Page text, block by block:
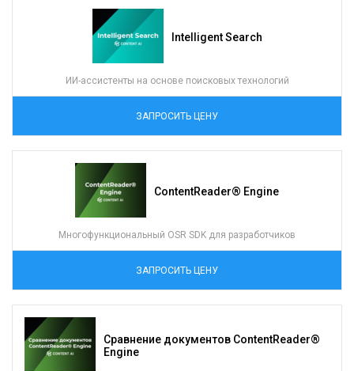
Intelligent Search
ИИ-ассистенты на основе поисковых технологий
ЗАПРОСИТЬ ЦЕНУ
ContentReader® Engine
Многофункциональный OSR SDK для разработчиков
ЗАПРОСИТЬ ЦЕНУ
Сравнение документов ContentReader®
Engine